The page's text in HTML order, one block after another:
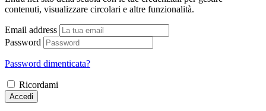
contenuti, visualizzare circolari e altre funzionalità.
Email address
Password
Password dimenticata?
Ricordami
Accedi